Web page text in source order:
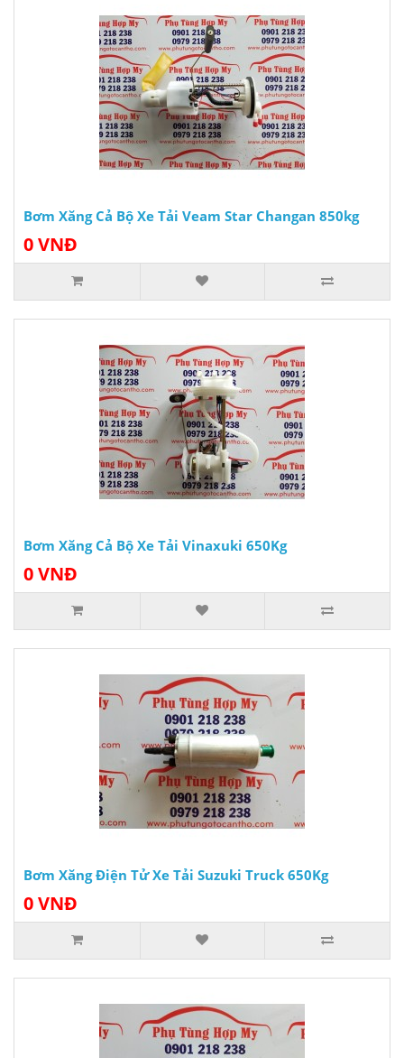
Bơm Xăng Cả Bộ Xe Tải Veam Star Changan 850kg
0 VNĐ
Bơm Xăng Cả Bộ Xe Tải Vinaxuki 650Kg
0 VNĐ
Bơm Xăng Điện Tử Xe Tải Suzuki Truck 650Kg
0 VNĐ